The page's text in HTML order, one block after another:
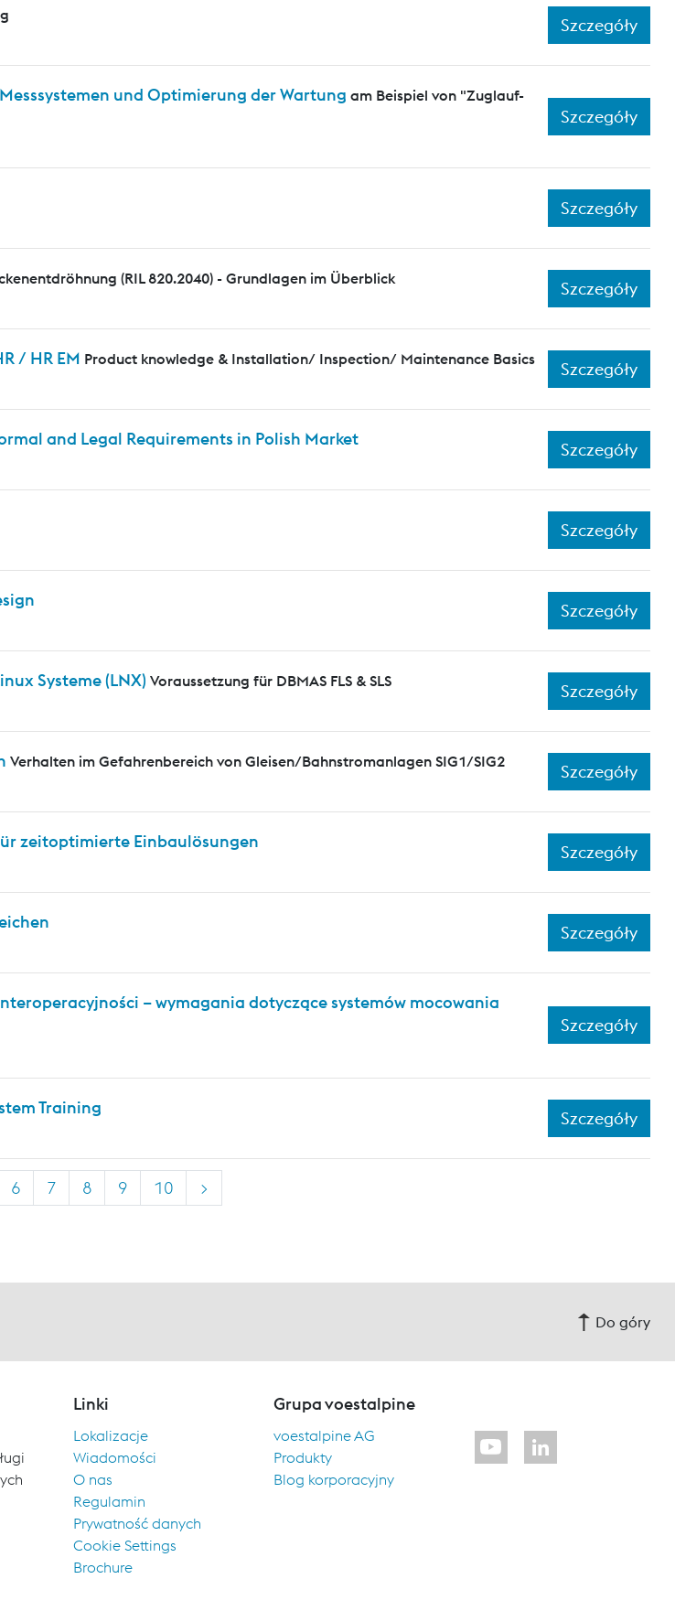
Szczegóły
und Optimierung der Wartung am Beispiel von "Zuglauf-
Szczegóły
Szczegóły
(RIL 820.2040) - Grundlagen im Überblick
Szczegóły
/ HR EM Product knowledge & Installation/ Inspection/ Maintenance Basics
Szczegóły
and Legal Requirements in Polish Market
Szczegóły
Szczegóły
Szczegóły
Systeme (LNX) Voraussetzung für DBMAS FLS & SLS
Szczegóły
Verhalten im Gefahrenbereich von Gleisen/Bahnstromanlagen SIG1/SIG2
Szczegóły
zeitoptimierte Einbaulösungen
Szczegóły
Szczegóły
– wymagania dotyczące systemów mocowania
Szczegóły
Training
Szczegóły
6 7 8 9 10 >
Do góry
Linki
Lokalizacje
Wiadomości
O nas
Regulamin
Prywatność danych
Cookie Settings
Brochure
Grupa voestalpine
voestalpine AG
Produkty
Blog korporacyjny